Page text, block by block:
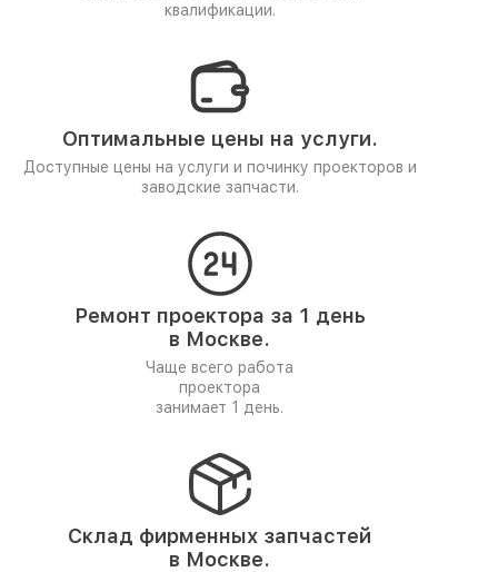
квалификации.
Оптимальные цены на услуги.
Доступные цены на услуги и починку проекторов и
заводские запчасти.
Ремонт проектора за 1 день
в Москве.
Чаще всего работа
проектора
занимает 1 день.
Склад фирменных запчастей
в Москве.